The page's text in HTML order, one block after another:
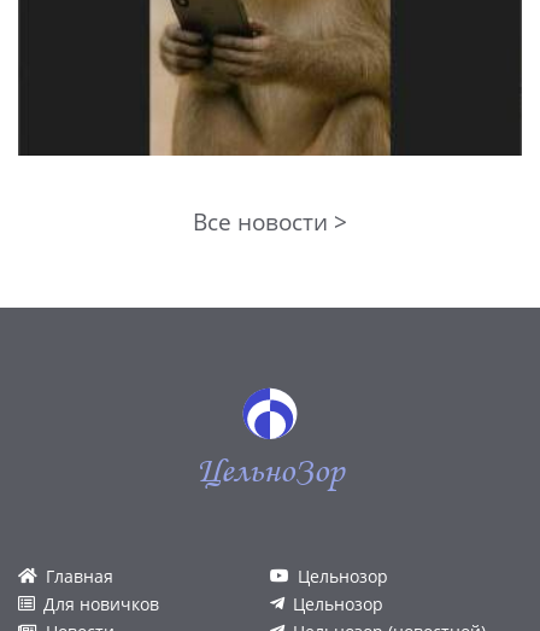
Все новости >
ЦельноЗор
Главная
Для новичков
Цельнозор
Цельнозор